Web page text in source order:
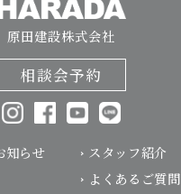
原田建設株式会社
相談会予約
知らせ
スタッフ紹介
よくあるご質問